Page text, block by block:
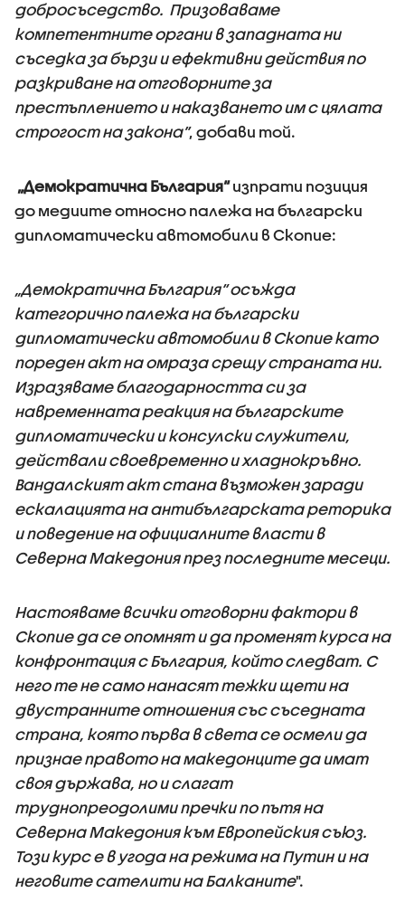
добросъседство. Призоваваме
компетентните органи в западната ни
съседка за бързи и ефективни действия по
разкриване на отговорните за
престъплението и наказването им с цялата
строгост на закона”, добави той.
„Демократична България“изпрати позиция
до медиите относно палежа на български
дипломатически автомобили в Скопие:
„Демократична България“ осъжда
категорично палежа на български
дипломатически автомобили в Скопие като
пореден акт на омраза срещу страната ни.
Изразяваме благодарността си за
навременната реакция на българските
дипломатически и консулски служители,
действали своевременно и хладнокръвно.
Вандалският акт стана възможен заради
ескалацията на антибългарската реторика
и поведение на официалните власти в
Северна Македония през последните месеци.
Настояваме всички отговорни фактори в
Скопие да се опомнят и да променят курса на
конфронтация с България, който следват. С
него те не само нанасят тежки щети на
двустранните отношения със съседната
страна, която първа в света се осмели да
признае правото на македонците да имат
своя държава, но и слагат
труднопреодолими пречки по пътя на
Северна Македония към Европейския съюз.
Този курс е в угода на режима на Путин и на
неговите сателити на Балканите".